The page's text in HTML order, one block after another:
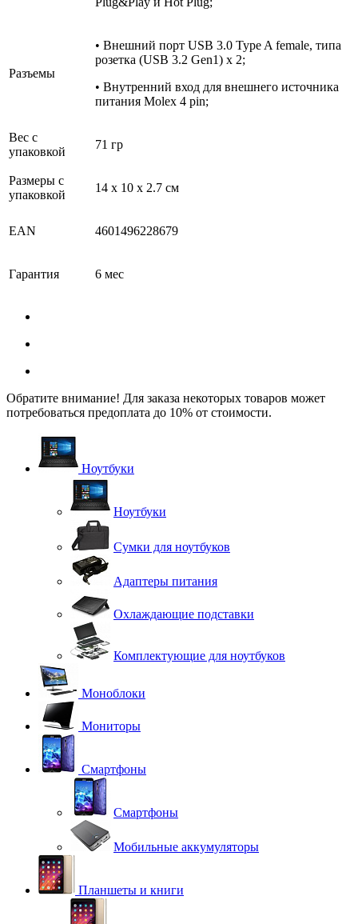
Разъемы
• Внешний порт USB 3.0 Type A female, типа
розетка (USB 3.2 Gen1) x 2;
• Внутренний вход для внешнего источника
питания Molex 4 pin;
Вес с
упаковкой
71 гр
Размеры с
упаковкой
14 x 10 x 2.7 см
EAN 4601496228679
Гарантия 6 мес
Обратите внимание! Для заказа некоторых товаров может
потребоваться предоплата до 10% от стоимости.
Ноутбуки
Ноутбуки
Сумки для ноутбуков
Адаптеры питания
Охлаждающие подставки
Комплектующие для ноутбуков
Моноблоки
Мониторы
Смартфоны
Смартфоны
Мобильные аккумуляторы
Планшеты и книги